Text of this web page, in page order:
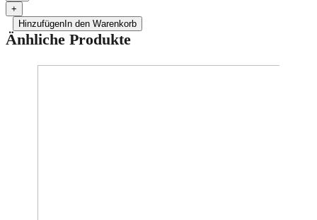
+
HinzufügenIn den Warenkorb
Änhliche Produkte